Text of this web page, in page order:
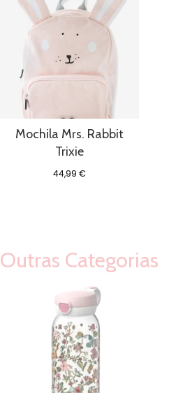
Mochila Mrs. Rabbit
Trixie
44,99€
Outras Categorias